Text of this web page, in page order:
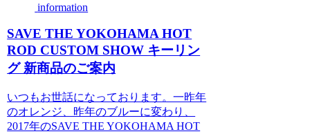
information
SAVE THE YOKOHAMA HOT
ROD CUSTOM SHOW キーリン
グ 新商品のご案内
いつもお世話になっております。一昨年
のオレンジ、昨年のブルーに変わり、
2017年のSAVE THE YOKOHAMA HOT